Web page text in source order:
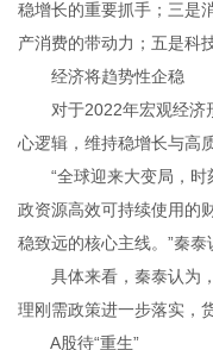
稳增长的重要抓手；三是
产消费的带动力；五是科
经济将趋势性企稳
对于2022年宏观经济形
心逻辑，维持稳增长与高
“全球迎来大变局，时
政资源高效可持续使用的
稳致远的核心主线。”秦泰
具体来看，秦泰认为，
理刚需政策进一步落实，
A股待“重生”